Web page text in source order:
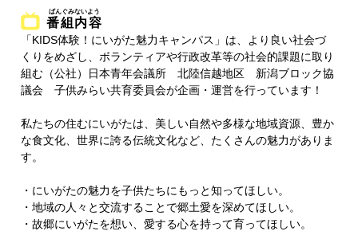
番組内容
「KIDS体験！にいがた魅力キャンパス」は、より良い社会づ
くりをめざし、ボランティアや行政改革等の社会的課題に取り
組む（公社）日本青年会議所 北陸信越地区 新潟ブロック協
議会 子供みらい共育委員会が企画・運営を行っています！
私たちの住むにいがたは、美しい⾃然や多様な地域資源、豊か
な⾷⽂化、世界に誇る伝統⽂化など、たくさんの魅⼒がありま
す。
・にいがたの魅⼒を子供たちにもっと知ってほしい。
・地域の⼈々と交流することで郷土愛を深めてほしい。
・故郷にいがたを想い、愛する心を持って育ってほしい。